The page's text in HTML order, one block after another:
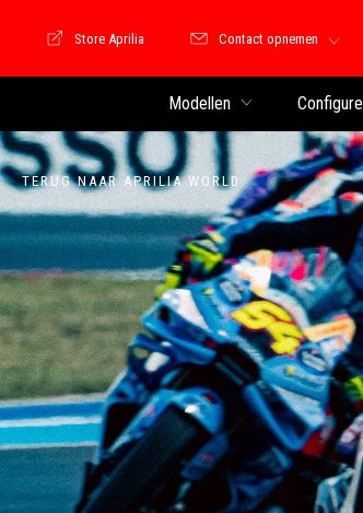
Store Motoguzzi
Store Aprilia Contact opnemen
Modellen
TERUG NAAR APRILIA WORLD